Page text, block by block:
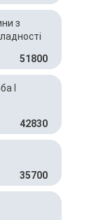
з
51800
I
42830
35700